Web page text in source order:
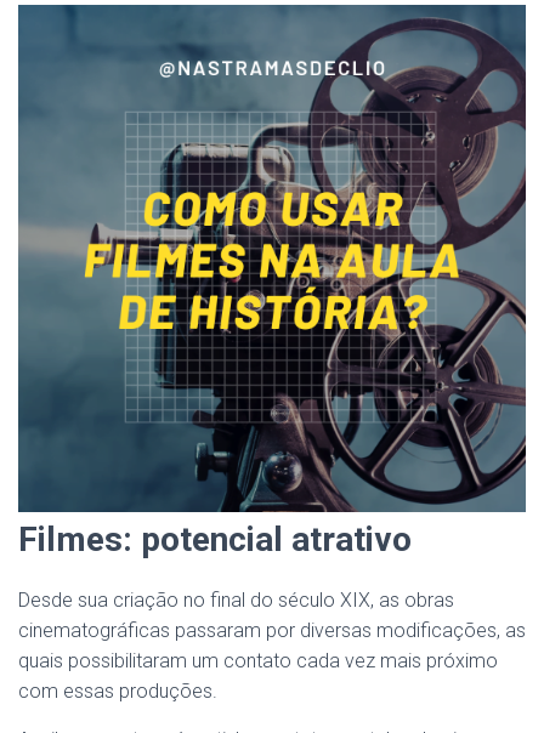
Filmes: potencial atrativo
Desde sua criação no final do século XIX, as obras
cinematográficas passaram por diversas modificações, as
quais possibilitaram um contato cada vez mais próximo
com essas produções.